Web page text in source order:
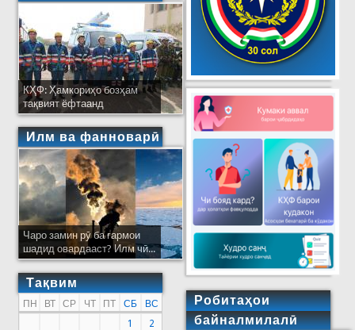
КҲФ: Ҳамкориҳо бозҳам
тақвият ёфтаанд
Илм ва фанноварӣ
Чаро замин рӯ ба гармои
шадид овардааст? Илм чӣ...
Тақвим
ПН ВТ СР ЧТ ПТ СБ
ВС
1
2
Робитаҳои
байналмилалӣ